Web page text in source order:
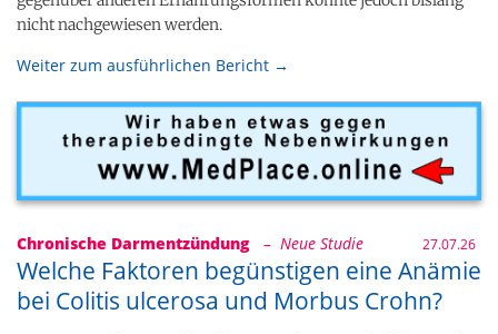
nicht nachgewiesen werden.
Weiter zum ausführlichen Bericht →
Chronische Darmentzündung – Neue Studie 27.07.26
Welche Faktoren begünstigen eine Anämie
bei Colitis ulcerosa und Morbus Crohn?